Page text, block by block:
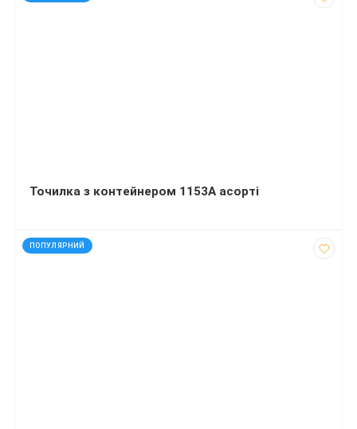
Точилка з контейнером 1153А асорті
ПОПУЛЯРНИЙ
код: 927087